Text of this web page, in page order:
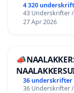
4 320
43 Underskrifter
27 Apr 2026
36 underskrifter
36 Underskrifter